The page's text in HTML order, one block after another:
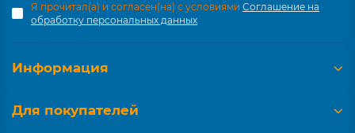
Я прочитал(а) и согласен(на) с условиями Соглашение на
обработку персональных данных
Информация
Для покупателей